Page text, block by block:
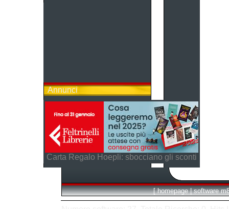
Annunci
Carta Regalo Hoepli: sbocciano gli sconti
[ homepage | software